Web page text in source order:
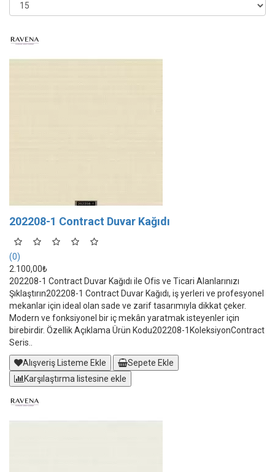
202208-1 Contract Duvar Kağıdı
(0)
2.100,00₺
202208-1 Contract Duvar Kağıdı ile Ofis ve Ticari Alanlarınızı
Şıklaştırın202208-1 Contract Duvar Kağıdı, iş yerleri ve profesyonel
mekanlar için ideal olan sade ve zarif tasarımıyla dikkat çeker.
Modern ve fonksiyonel bir iç mekân yaratmak isteyenler için
birebirdir. Özellik Açıklama Ürün Kodu202208-1KoleksiyonContract
Seris..
Alışveriş Listeme Ekle
Sepete Ekle
Karşılaştırma listesine ekle